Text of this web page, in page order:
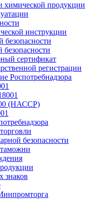
химической продукции
инструкции
безопасности
сертификат
регистрации
Роспотребнадзора
(НАССР)
безопасности
знаков